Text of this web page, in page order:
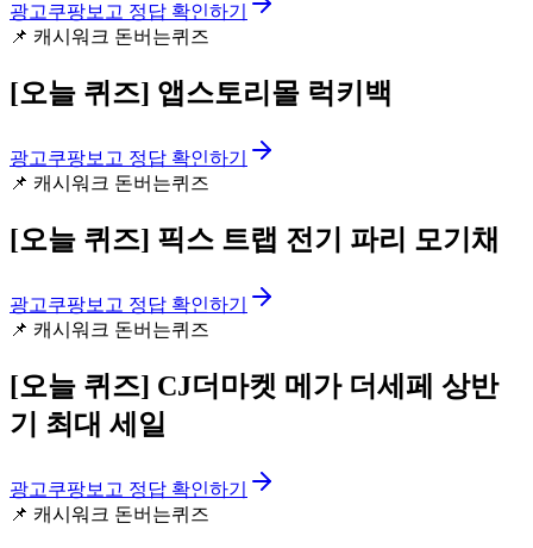
광고쿠팡보고 정답 확인하기
📌 캐시워크 돈버는퀴즈
[오늘 퀴즈] 앱스토리몰 럭키백
광고쿠팡보고 정답 확인하기
📌 캐시워크 돈버는퀴즈
[오늘 퀴즈] 픽스 트랩 전기 파리 모기채
광고쿠팡보고 정답 확인하기
📌 캐시워크 돈버는퀴즈
[오늘 퀴즈] CJ더마켓 메가 더세페 상반
기 최대 세일
광고쿠팡보고 정답 확인하기
📌 캐시워크 돈버는퀴즈